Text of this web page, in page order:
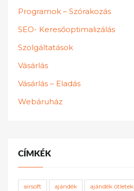
Programok – Szórakozás
SEO- Keresőoptimalizálás
Szolgáltatások
Vásárlás
Vásárlás – Eladás
Webáruház
CÍMKÉK
airsoft ajándék ajándék ötletek